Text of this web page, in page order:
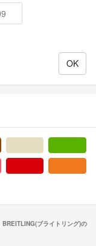
BREITLING(ブライトリング)の